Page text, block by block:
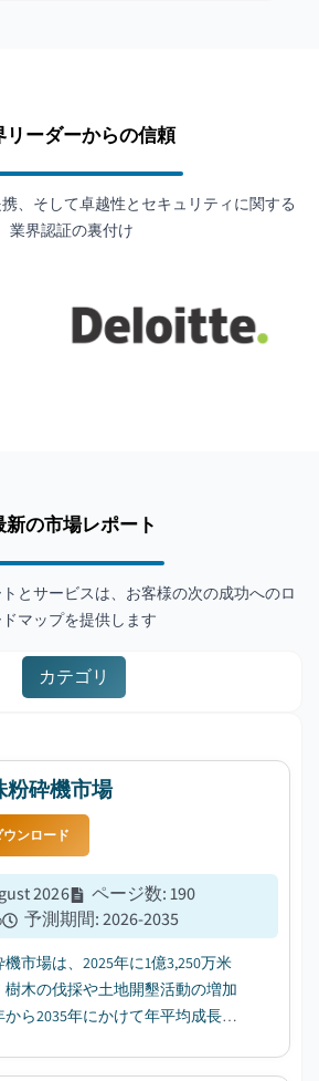
リーダーからの信頼
、そして卓越性とセキュリティに関する
業界認証の裏付け
新の市場レポート
とサービスは、お客様の次の成功へのロ
マップを提供します
カテゴリ
粉砕機市場
ウンロード
2026 ページ数:190
予測期間:2026-2035
市場は、2025年に1億3,250万米
樹木の伐採や土地開墾活動の増加
から2035年にかけて年平均成長率